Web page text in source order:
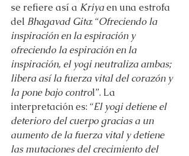
se refiere así a Kriya en una estrofa
del Bhagavad Gita: “Ofreciendo la
inspiración en la espiración y
ofreciendo la espiración en la
inspiración, el yogi neutraliza ambas;
libera así la fuerza vital del corazón y
la pone bajo control”. La
interpretación es: “El yogi detiene el
deterioro del cuerpo gracias a un
aumento de la fuerza vital y detiene
las mutaciones del crecimiento del